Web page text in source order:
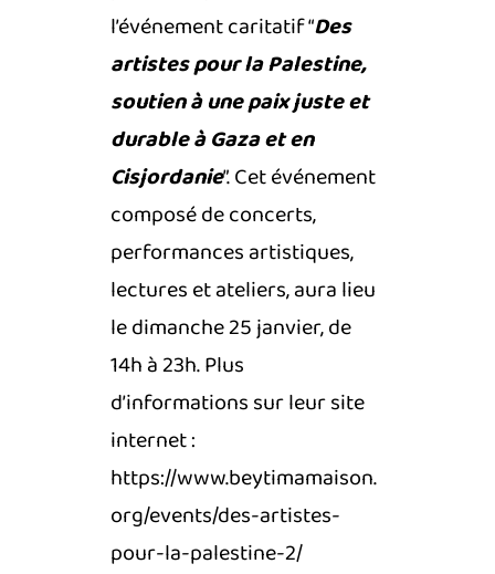
l’événement caritatif “Des
artistes pour la Palestine,
soutien à une paix juste et
durable à Gaza et en
Cisjordanie”. Cet événement
composé de concerts,
performances artistiques,
lectures et ateliers, aura lieu
le dimanche 25 janvier, de
14h à 23h. Plus
d’informations sur leur site
internet :
https://www.beytimamaison.
org/events/des-artistes-
pour-la-palestine-2/